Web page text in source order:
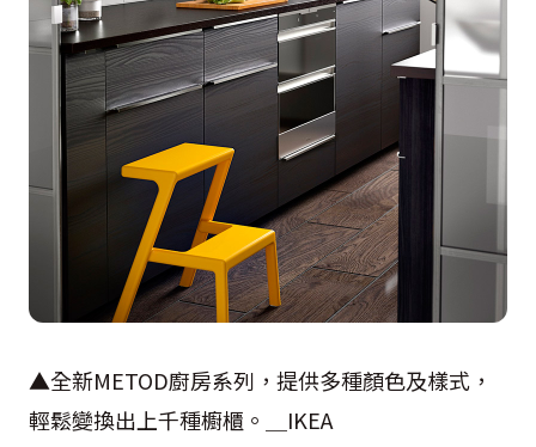
▲全新METOD廚房系列，提供多種顏色及樣式，
輕鬆變換出上千種櫥櫃。＿IKEA